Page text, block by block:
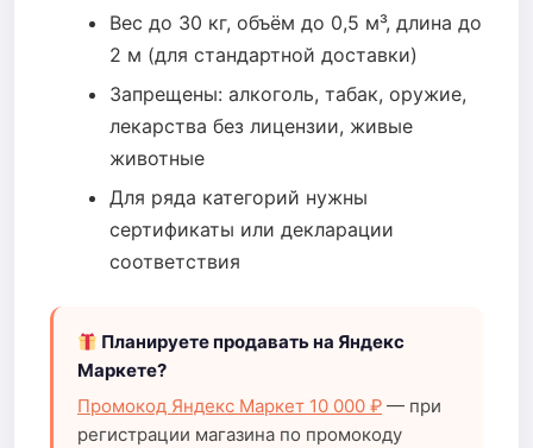
Вес до 30 кг, объём до 0,5 м³, длина до
2 м (для стандартной доставки)
Запрещены: алкоголь, табак, оружие,
лекарства без лицензии, живые
животные
Для ряда категорий нужны
сертификаты или декларации
соответствия
Планируете продавать на Яндекс
Маркете?
Промокод Яндекс Маркет 10 000 ₽ — при
регистрации магазина по промокоду